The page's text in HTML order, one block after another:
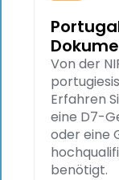
Von der
Erfahren
eine D7-
oder eine
benötigt.